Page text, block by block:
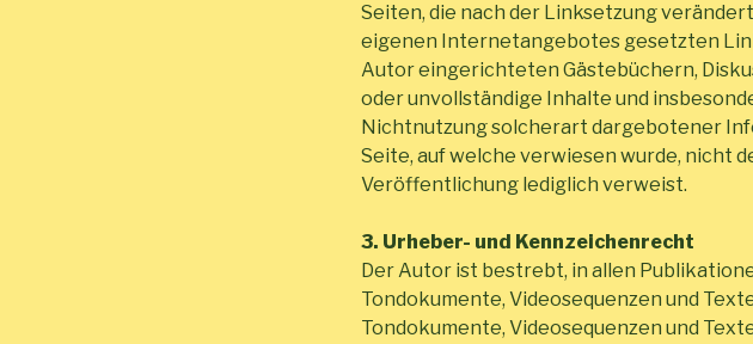
Seiten, die nach der Linksetzung
eigenen Internetangebotes gesetzten
Autor eingerichteten Gästebüchern,
oder unvollständige Inhalte und
Nichtnutzung solcherart dargebotener
Seite, auf welche verwiesen wurde, nicht
Veröffentlichung lediglich verweist.
3. Urheber- und Kennzeichenrecht
Der Autor ist bestrebt, in allen
Tondokumente, Videosequenzen und
Tondokumente, Videosequenzen und